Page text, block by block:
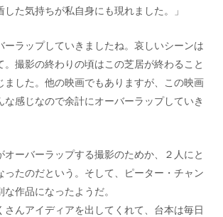
た気持ちが私自身にも現れました。」
ラップしていきましたね。哀しいシーンは
。撮影の終わりの頃はこの芝居が終わること
ました。他の映画でもありますが、この映画
な感じなので余計にオーバーラップしていき
オーバーラップする撮影のためか、２人にと
ったのだという。そして、ピーター・チャン
作品になったようだ。
んアイディアを出してくれて、台本は毎日